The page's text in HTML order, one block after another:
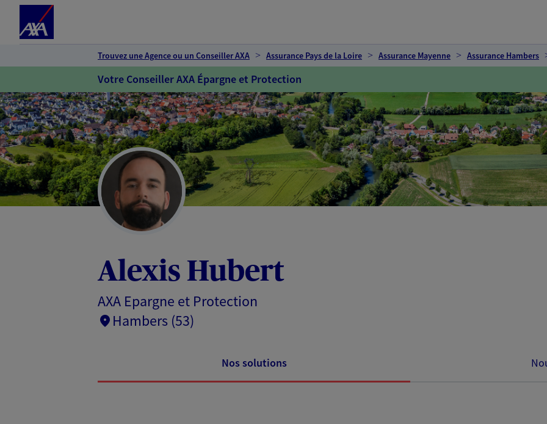
Trouvez une Agence ou un Conseiller AXA Assurance Pays de la Loire Assurance Mayenne Assurance Hambers
Votre Conseiller AXA Épargne et Protection
Alexis Hubert
AXA Epargne et Protection
Hambers (53)
Nos solutions